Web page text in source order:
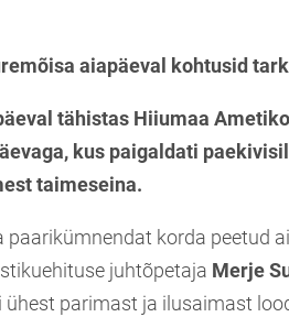
aiapäeval kohtusid
tähistas Hiiumaa
kus paigaldati
taimeseina.
paarikümnendat korda peetud
juhtõpetaja Merje
ühest parimast ja ilusaimast